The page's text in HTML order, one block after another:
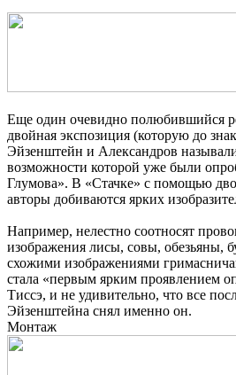
Еще один очевидно полюбившийся
двойная экспозиция (которую до
Эйзенштейн и Александров
возможности которой уже были
Глумова». В «Стачке» с помощью
авторы добиваются ярких
Например, нелестно соотносят
изображения лисы, совы, обезьяны,
схожими изображениями
стала «первым ярким проявлением
Тиссэ, и не удивительно, что все
Эйзенштейна снял именно он.
Монтаж